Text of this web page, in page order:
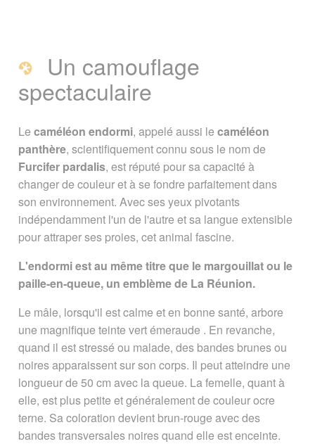
A voir également
Page créée le 15 avril 2024. Dernière
mise à jour le 30 août 2025
Vous êtes ici :Accueil /Ile de la Reunion
/ Caméléon Endormi
Signaler une erreur ou Proposer une
amélioration
Un camouflage
spectaculaire
Le caméléon endormi, appelé aussi le caméléon
panthère, scientifiquement connu sous le nom de
Furcifer pardalis, est réputé pour sa capacité à
changer de couleur et à se fondre parfaitement dans
son environnement. Avec ses yeux pivotants
indépendamment l'un de l'autre et sa langue extensible
pour attraper ses proies, cet animal fascine.
L'endormi est au même titre que le margouillat ou le
paille-en-queue, un emblème de La Réunion.
Le mâle, lorsqu'il est calme et en bonne santé, arbore
une magnifique teinte vert émeraude . En revanche,
quand il est stressé ou malade, des bandes brunes ou
noires apparaissent sur son corps. Il peut atteindre une
longueur de 50 cm avec la queue. La femelle, quant à
elle, est plus petite et généralement de couleur ocre
terne. Sa coloration devient brun-rouge avec des
bandes transversales noires quand elle est enceinte.